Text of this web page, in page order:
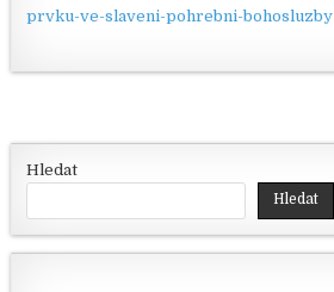
prvku-ve-slaveni-pohrebni-bohosluzby
Hledat
Hledat